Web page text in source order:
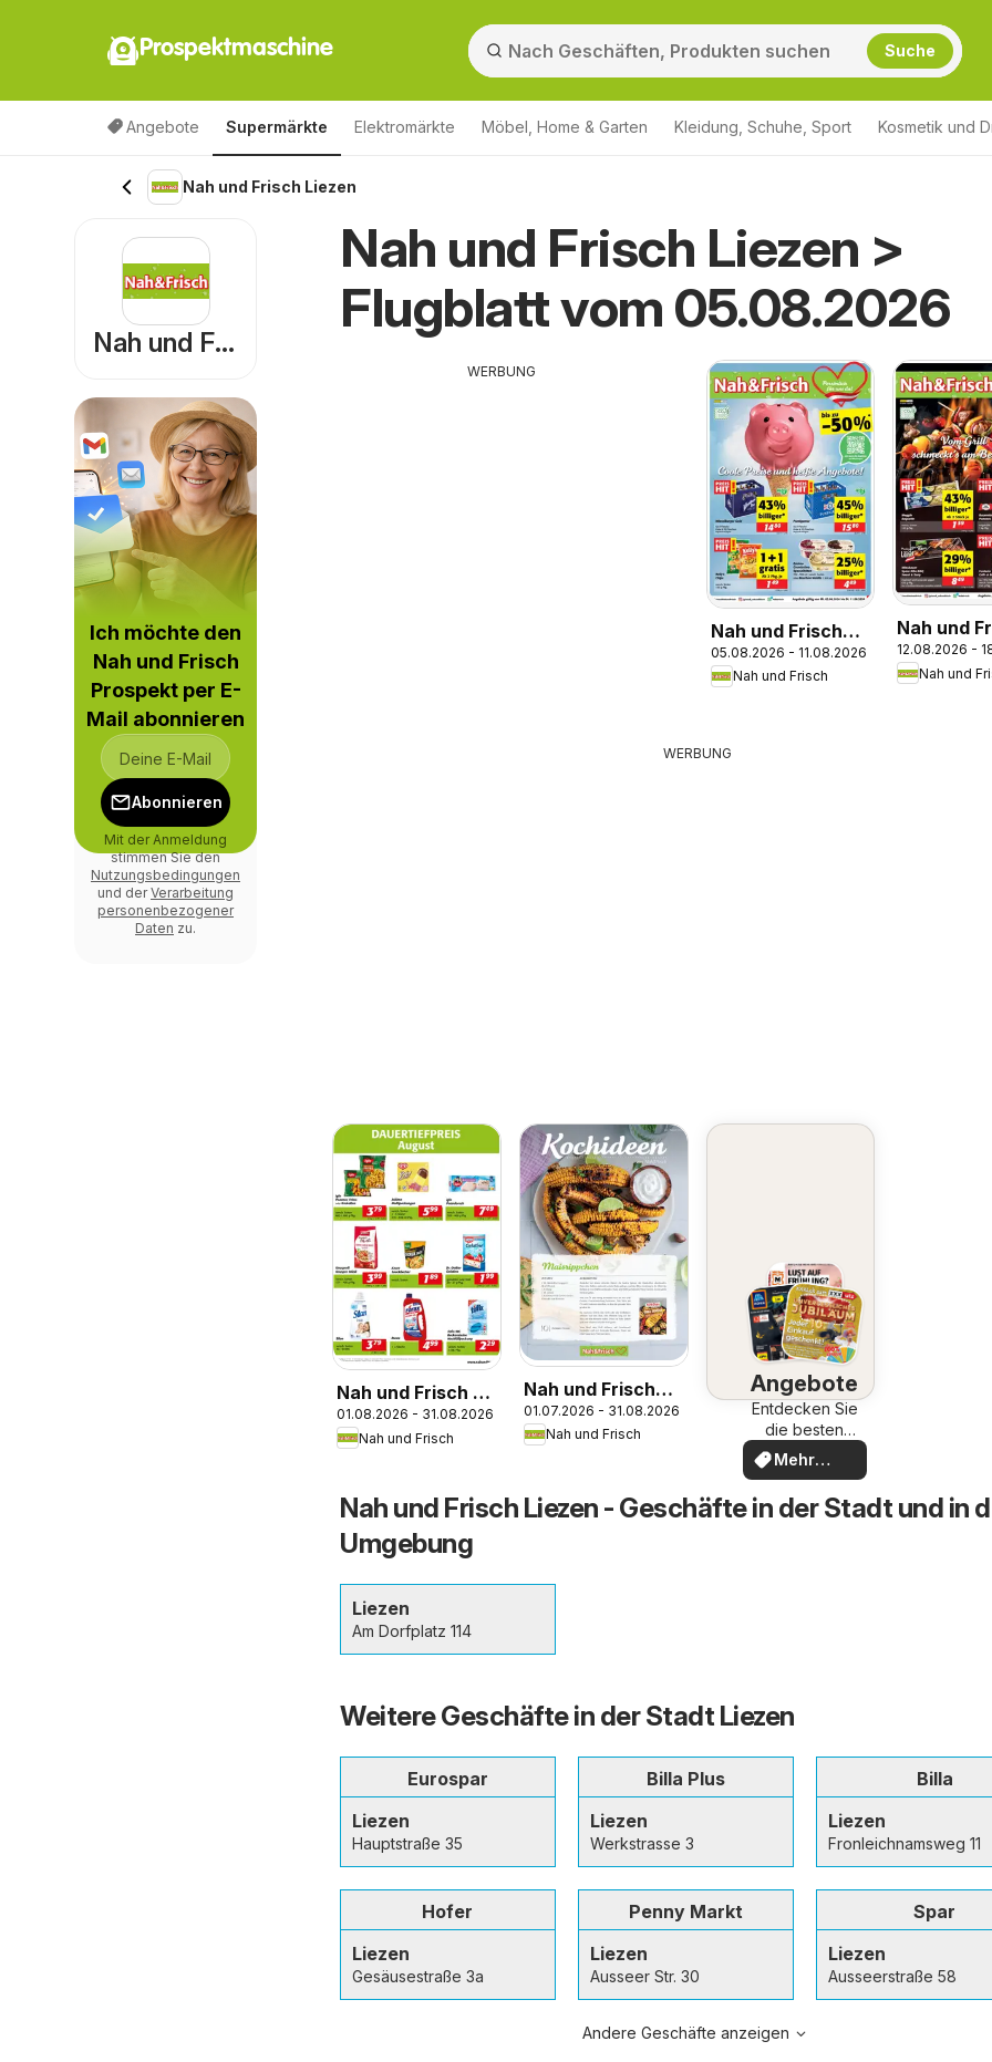
Prospektmaschine Suche
Angebote Supermärkte Elektromärkte Möbel, Home & Garten Kleidung, Schuhe, Sport Kosmetik und
Nah und Frisch Liezen
Nah und Frisch Liezen >
Flugblatt vom 05.08.2026
WERBUNG
Nah und Frisch
Flugblatt
05.08.2026 - 11.08.2026
Nah und Frisch
Nah und
Flugblatt
12.08.2026 -
Nah und
WERBUNG
Nah und Frisch -
Dauertiefpreise
August
01.08.2026 - 31.08.2026
Nah und Frisch
Nah und Frisch
Magazin
Kochideen
01.07.2026 - 31.08.2026
Nah und Frisch
Angebote
Entdecken Sie
die besten
Angebote
Mehr
entdecken
Nah und Frisch Liezen - Geschäfte in der Stadt und in
Umgebung
Liezen
Am Dorfplatz 114
Weitere Geschäfte in der Stadt Liezen
Eurospar
Liezen
Hauptstraße 35
Billa Plus
Liezen
Werkstrasse 3
Billa
Liezen
Fronleichnamsweg 11
Hofer
Liezen
Gesäusestraße 3a
Penny Markt
Liezen
Ausseer Str. 30
Spar
Liezen
Ausseerstraße 58
Andere Geschäfte anzeigen
Nah und Frisch
Ich möchte den
Nah und Frisch
Prospekt per E-
Mail abonnieren
Abonnieren
Mit der Anmeldung
stimmen Sie den
Nutzungsbedingungen
und derVerarbeitung
personenbezogener
Daten zu.